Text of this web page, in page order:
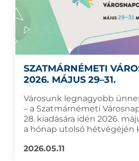
SZATMÁRNÉMETI
2026. MÁJUS 29–31.
Városunk legnagyobb
– a Szatmárnémeti
28. kiadására idén 2026.
a hónap utolsó hétvégéjén
2026.05.11